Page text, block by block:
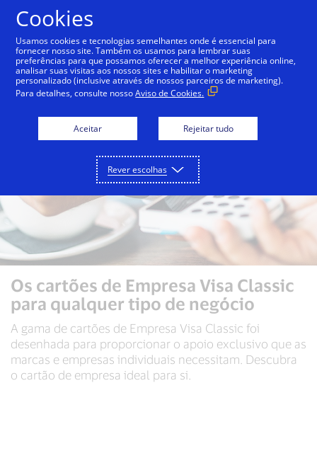
Cartões de Empresa Visa Cartões de Empresa Visa
Os cartões de Empresa Visa Classic
para qualquer tipo de negócio
A gama de cartões de Empresa Visa Classic foi
desenhada para proporcionar o apoio exclusivo que as
marcas e empresas individuais necessitam. Descubra
o cartão de empresa ideal para si.
Cookies
Usamos cookies e tecnologias semelhantes onde é essencial para
fornecer nosso site. Também os usamos para lembrar suas
preferências para que possamos oferecer a melhor experiência online,
analisar suas visitas aos nossos sites e habilitar o marketing
personalizado (inclusive através de nossos parceiros de marketing).
Para detalhes, consulte nossoAviso de Cookies.
Aceitar Rejeitar tudo
Rever escolhas